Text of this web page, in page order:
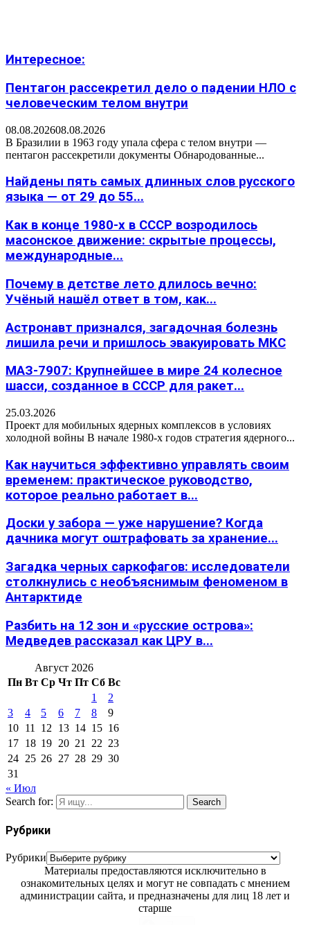
Интересное:
Пентагон рассекретил дело о падении НЛО с
человеческим телом внутри
08.08.202608.08.2026
В Бразилии в 1963 году упала сфера с телом внутри —
пентагон рассекретили документы Обнародованные...
Найдены пять самых длинных слов русского
языка — от 29 до 55...
Как в конце 1980-х в СССР возродилось
масонское движение: скрытые процессы,
международные...
Почему в детстве лето длилось вечно:
Учёный нашёл ответ в том, как...
Астронавт признался, загадочная болезнь
лишила речи и пришлось эвакуировать МКС
МАЗ-7907: Крупнейшее в мире 24 колесное
шасси, созданное в СССР для ракет...
25.03.2026
Проект для мобильных ядерных комплексов в условиях
холодной войны В начале 1980-х годов стратегия ядерного...
Как научиться эффективно управлять своим
временем: практическое руководство,
которое реально работает в...
Доски у забора — уже нарушение? Когда
дачника могут оштрафовать за хранение...
Загадка черных саркофагов: исследователи
столкнулись с необъяснимым феноменом в
Антарктиде
Разбить на 12 зон и «русские острова»:
Медведев рассказал как ЦРУ в...
Август 2026
Пн Вт Ср Чт Пт Сб Вс
1
2
3
4 5 6 7 8
9
10 11 12 13 14 15 16
17 18 19 20 21 22 23
24 25 26 27 28 29 30
31
« Июл
Search for:
Search
Рубрики
Рубрики
Материалы предоставляются исключительно в
ознакомительных целях и могут не совпадать с мнением
администрации сайта, и предназначены для лиц 18 лет и
старше